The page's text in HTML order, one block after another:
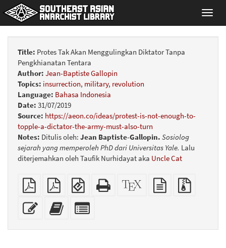
Title: Protes Tak Akan Menggulingkan Diktator Tanpa
Pengkhianatan Tentara
Author: Jean-Baptiste Gallopin
Topics: insurrection, military, revolution
Language: Bahasa Indonesia
Date: 31/07/2019
Source: https://aeon.co/ideas/protest-is-not-enough-to-
topple-a-dictator-the-army-must-also-turn
Notes: Ditulis oleh: Jean Baptiste-Gallopin. Sosiolog
sejarah yang memperoleh PhD dari Universitas Yale. Lalu
diterjemahkan oleh Taufik Nurhidayat aka Uncle Cat
Plain
PDF
A4
imposed
PDF
EPUB
(for
Standalone
HTML
XeLaTeX
source
plain
text
Edit
this
Add
this